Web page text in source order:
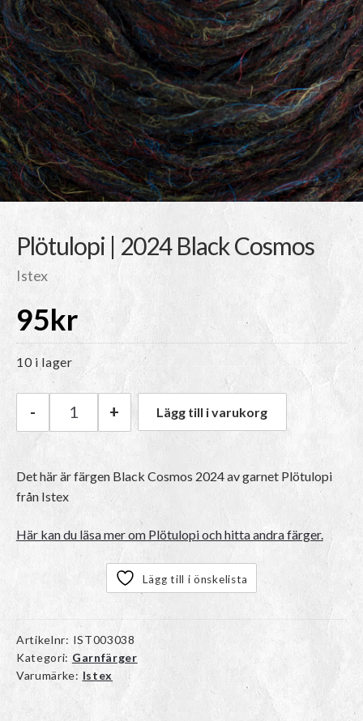
Plötulopi | 2024 Black Cosmos
Istex
95kr
10 i lager
Istex Plötulopi | 2024 Black Cosmos mängd
- + Lägg till i varukorg
Det här är färgen Black Cosmos 2024av garnet Plötulopi
från Istex
Här kan du läsa mer om Plötulopi och hitta andra färger.
Lägg till i önskelista
Artikelnr: IST003038
Kategori: Garnfärger
Varumärke: Istex